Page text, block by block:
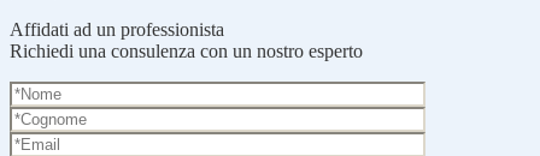
Affidati ad un professionista
Richiedi una consulenza con un nostro esperto